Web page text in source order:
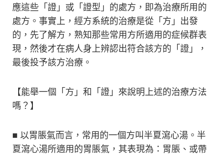
應這些「證」或「證型」的處方，即為治療所用的
處方。事實上，經方系統的治療是從「方」出發
的，先了解方，熟知那些常用方所適用的症候群表
現，然後才在病人身上辨認出符合該方的「證」，
最後投予該方治療。
【能舉一個「方」和「證」來說明上述的治療方法
嗎？】
■ 以胃脹氣而言，常用的一個方叫半夏瀉心湯。半
夏瀉心湯所適用的胃脹氣，其表現為：胃脹、或帶